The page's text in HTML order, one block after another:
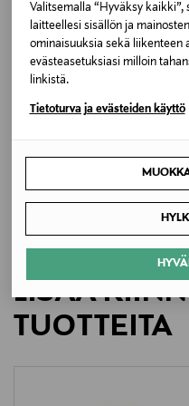
Valitsemalla “Hyväksy
laitteellesi sisällön ja
ominaisuuksia sekä liikenteen
evästeasetuksiasi milloin
linkistä.
Tietoturva ja evästeiden käyttö
Väri
7268 DARK LILAC
Valmistusmaa
Valmistajan osoite
ALE –60%
LISÄÄ
TUOTTEITA